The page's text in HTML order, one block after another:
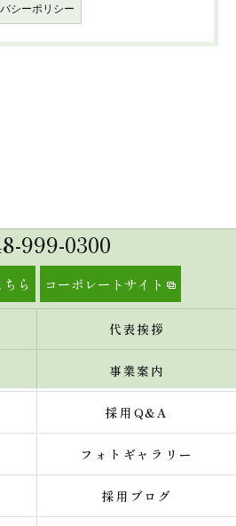
シーポリシー
999-0300
ら コーポレートサイト
代表挨拶
事業案内
採用Q&A
フォトギャラリー
採用ブログ